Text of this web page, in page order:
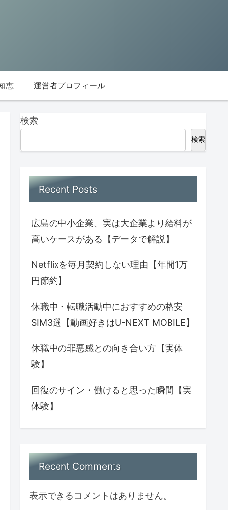
恵 運営者プロフィール
検索
検索
Recent Posts
広島の中小企業、実は大企業より給料が
高いケースがある【データで解説】
Netflixを毎月契約しない理由【年間1万
円節約】
休職中・転職活動中におすすめの格安
SIM3選【動画好きはU-NEXT MOBILE】
休職中の罪悪感との向き合い方【実体
験】
回復のサイン・働けると思った瞬間【実
体験】
Recent Comments
表示できるコメントはありません。